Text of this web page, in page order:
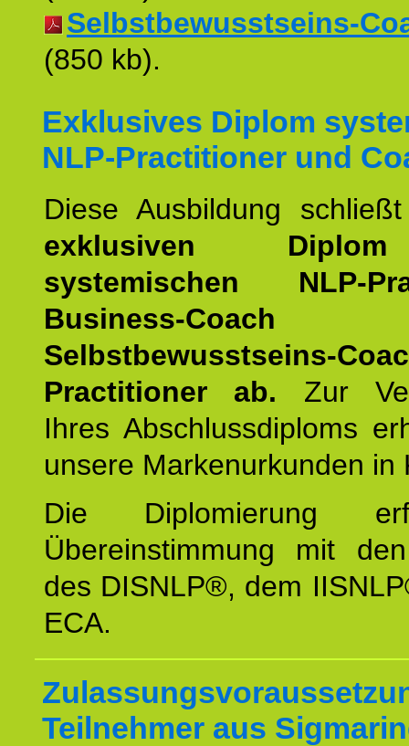
Selbstbewusstseins-
(850 kb).
Exklusives Diplom
NLP-Practitioner und
Diese Ausbildung
exklusiven
systemischen NLP-
Business-Coach
Selbstbewusstseins-
Practitioner ab. Zur
Ihres Abschlussdiploms
unsere Markenurkunden in
Die Diplomierung
Übereinstimmung mit
des DISNLP®, dem
ECA.
Teilnehmer aus